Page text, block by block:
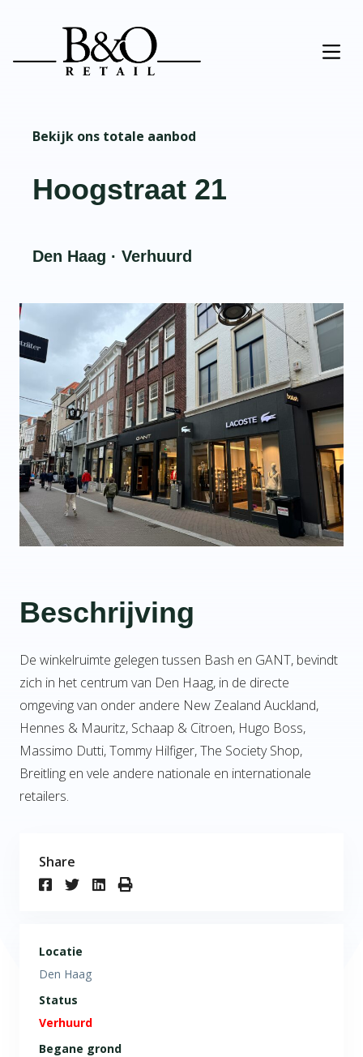
Bekijk ons totale aanbod
Hoogstraat 21
Den Haag · Verhuurd
Beschrijving
De winkelruimte gelegen tussen Bash en GANT, bevindt
zich in het centrum van Den Haag, in de directe
omgeving van onder andere New Zealand Auckland,
Hennes & Mauritz, Schaap & Citroen, Hugo Boss,
Massimo Dutti, Tommy Hilfiger, The Society Shop,
Breitling en vele andere nationale en internationale
retailers.
Share
Locatie
Den Haag
Status
Verhuurd
Begane grond